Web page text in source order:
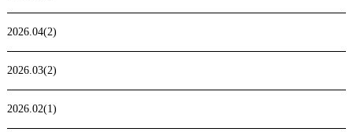
2026.04(2)
2026.03(2)
2026.02(1)